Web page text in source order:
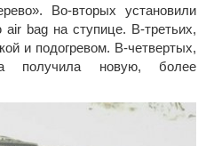
Во-вторых установили
bag на ступице. В-третьих,
и подогревом. В-четвертых,
получила новую, более